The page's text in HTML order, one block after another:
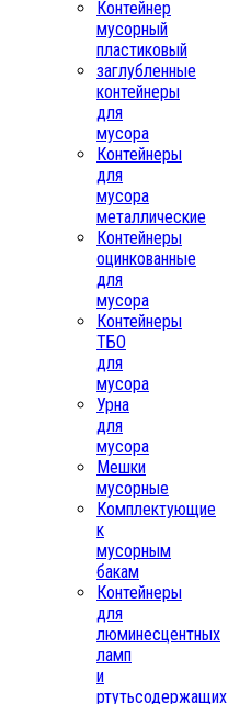
Контейнер
мусорный
пластиковый
заглубленные
контейнеры
для
мусора
Контейнеры
для
мусора
металлические
Контейнеры
оцинкованные
для
мусора
Контейнеры
ТБО
для
мусора
Урна
для
мусора
Мешки
мусорные
Комплектующие
к
мусорным
бакам
Контейнеры
для
люминесцентных
ламп
и
ртутьсодержащих